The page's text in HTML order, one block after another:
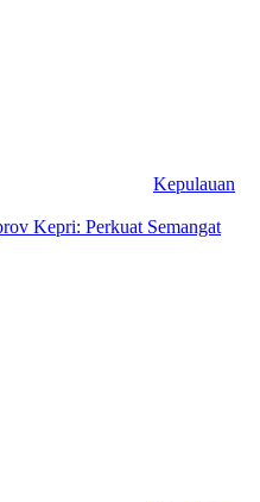
Kepulauan
Kepri: Perkuat Semangat